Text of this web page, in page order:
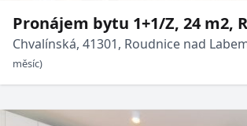
Pronájem bytu 1+1/Z, 24 m2,
n.L., ul. Chvalínská, 1.NP, cihla
Chvalínská, 41301, Roudnice nad
měsíc)